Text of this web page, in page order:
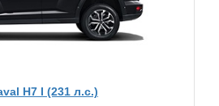
H7 I (231 л.с.)